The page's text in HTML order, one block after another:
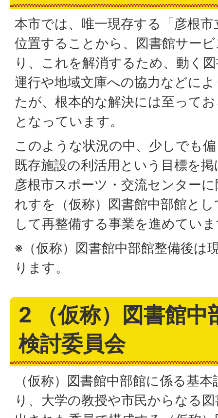
本市では、唯一現存する「彦根
位置することから、図書館サー
り、これを解消するため、動く
運行や地域文庫への協力などに
たが、根本的な解決には至って
となっています。
このような状況の中、少しでも
既存施設の利活用という目標を
彦根市スポーツ・交流センター
れすを（仮称）図書館中部館と
して再整備する事業を進めてい
※（仮称）図書館中部館整備後は
ります。
2 （仮称）図書館中
検討委員会
（仮称）図書館中部館に係る基
り、大学の教授や市民からなる